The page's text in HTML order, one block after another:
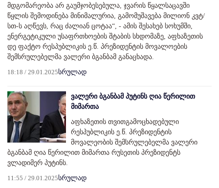
მდგომარეობა არ გაუმჯობესებულა, ჯვარის წყალსაცავში
წყლის შემოდინება მინიმალურია, გამომუშავება მილიონ კვტ/
სთ-ს აღწევს, რაც ძალიან ცოტაა“, - ამის შესახებ სოხუმში,
ენერგეტიკული უსაფრთხოების შტაბის სხდომაზე, აფხაზეთის
დე ფაქტო რესპუბლიკის ე.წ. პრეზიდენტის მოვალოების
შემსრულებელმა ვალერი ბგანბამ განაცხადა.
18:18 / 29.01.2025სრულად
ვალერი ბგანბამ პუტინს ღია წერილით
მიმართა
აფხაზეთის თვითგამოცხადებული
რესპუბლიკის ე.წ. პრეზიდენტის
მოვალეობის შემსრულებელმა ვალერი
ბგანბამ ღია წერილით მიმართა რუსეთის პრეზიდენტს
ვლადიმერ პუტინს.
11:55 / 29.01.2025სრულად